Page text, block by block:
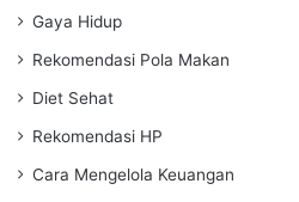
Gaya Hidup
Rekomendasi Pola Makan
Diet Sehat
Rekomendasi HP
Cara Mengelola Keuangan